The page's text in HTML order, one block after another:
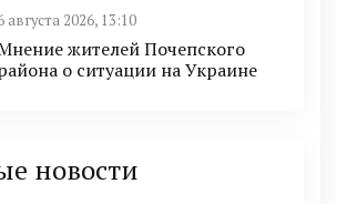
августа 2026, 13:10
жителей Почепского
о ситуации на Украине
новости